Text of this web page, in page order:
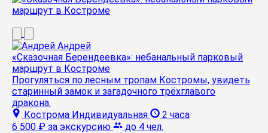
Андрей
«Сказочная Берендеевка»: небанальный парковый
маршрут в Костроме
Прогуляться по лесным тропам Костромы, увидеть
старинный замок и загадочного трёхглавого
дракона.
Кострома Индивидуальная
2 часа
6 500 ₽ за экскурсию до 4 чел.